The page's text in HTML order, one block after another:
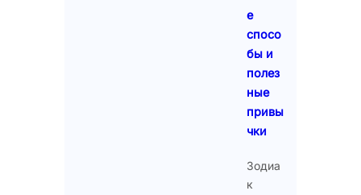
е
спосо
бы и
полез
ные
привы
чки
Зодиа
к